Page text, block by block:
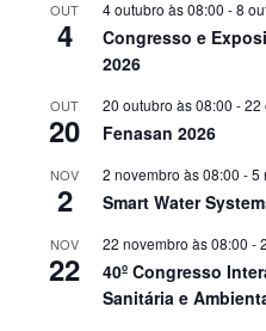
OUT
4
4 outubro às 08:00 -8
Congresso e
2026
OUT
20
20 outubro às 08:00 -22
Fenasan 2026
NOV
2
2 novembro às 08:00 -5
Smart Water
NOV
22
22 novembro às 08:00 -
40º Congresso
Sanitária e